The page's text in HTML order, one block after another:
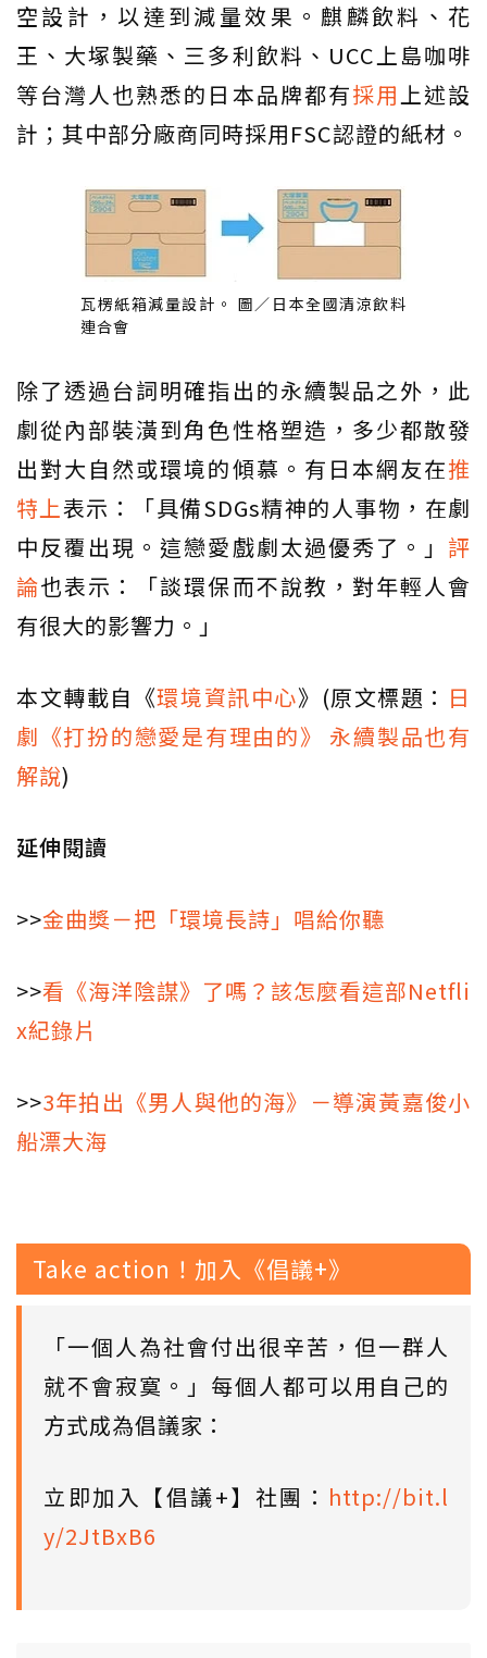
空設計，以達到減量效果。麒麟飲料、花
王、大塚製藥、三多利飲料、UCC上島咖啡
等台灣人也熟悉的日本品牌都有採用上述設
計；其中部分廠商同時採用FSC認證的紙材。
瓦楞紙箱減量設計。 圖／日本全國清涼飲料
連合會
除了透過台詞明確指出的永續製品之外，此
劇從內部裝潢到角色性格塑造，多少都散發
出對大自然或環境的傾慕。有日本網友在推
特上表示：「具備SDGs精神的人事物，在劇
中反覆出現。這戀愛戲劇太過優秀了。」 評
論也表示：「談環保而不說教，對年輕人會
有很大的影響力。」
本文轉載自《環境資訊中心》(原文標題： 日
劇《打扮的戀愛是有理由的》 永續製品也有
解說)
延伸閱讀
>>金曲獎－把「環境長詩」唱給你聽
>>看《海洋陰謀》了嗎？該怎麼看這部Netfli
x紀錄片
>>3年拍出《男人與他的海》－導演黃嘉俊小
船漂大海
Take action！加入《倡議+》
「一個人為社會付出很辛苦，但一群人
就不會寂寞。」每個人都可以用自己的
方式成為倡議家：
立即加入【倡議+】社團： http://bit.l
y/2JtBxB6